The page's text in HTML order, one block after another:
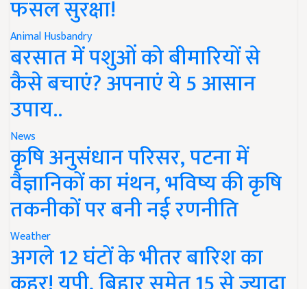
फसल सुरक्षा!
Animal Husbandry
बरसात में पशुओं को बीमारियों से
कैसे बचाएं? अपनाएं ये 5 आसान
उपाय..
News
कृषि अनुसंधान परिसर, पटना में
वैज्ञानिकों का मंथन, भविष्य की कृषि
तकनीकों पर बनी नई रणनीति
Weather
अगले 12 घंटों के भीतर बारिश का